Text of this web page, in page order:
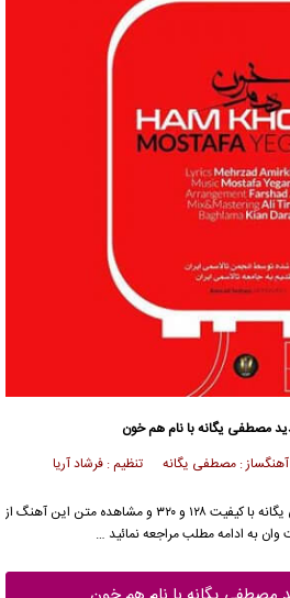
مصطفی یگانهبا نام هم خون
آهنگساز : مصطفی یگانه تنظیم : فرشاد آریا
با کیفیت ۱۲۸ و ۳۲۰ و مشاهده متن این آهنگ از
به ادامه مطلب مراجعه نمائید …